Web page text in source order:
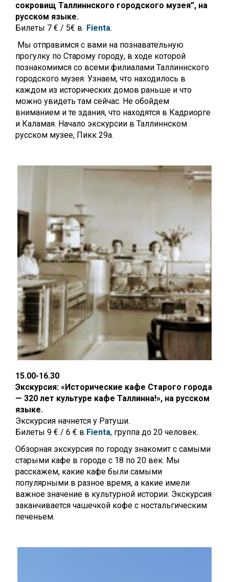
сокровищ Таллиннского городского музея”, на
русском языке.
Билеты 7 € / 5€ в Fienta.
Мы отправимся с вами на познавательную
прогулку по Старому городу, в ходе которой
познакомимся со всеми филиалами Таллиннского
городского музея. Узнаем, что находилось в
каждом из исторических домов раньше и что
можно увидеть там сейчас. Не обойдем
вниманием и те здания, что находятся в Кадриорге
и Каламая. Начало экскурсии в Таллиннском
русском музее, Пикк 29а.
15.00-16.30
Экскурсия: «Исторические кафе Старого города
— 320 лет культуре кафе Таллинна!», на русском
языке.
Экскурсия начнется у Ратуши.
Билеты 9 € / 6 € в Fienta, группа до 20 человек..
Обзорная экскурсия по городу знакомит с самыми
старыми кафе в городе с 18 по 20 век. Мы
расскажем, какие кафе были самыми
популярными в разное время, а какие имели
важное значение в культурной истории. Экскурсия
заканчивается чашечкой кофе с ностальгическим
печеньем.